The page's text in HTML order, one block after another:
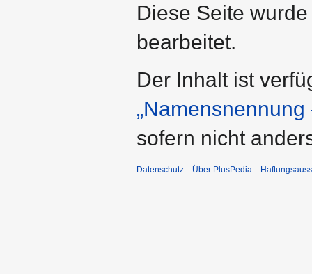
Diese Seite
bearbeitet.
Der Inhalt ist
sofern nicht
Datenschutz Über PlusPedia